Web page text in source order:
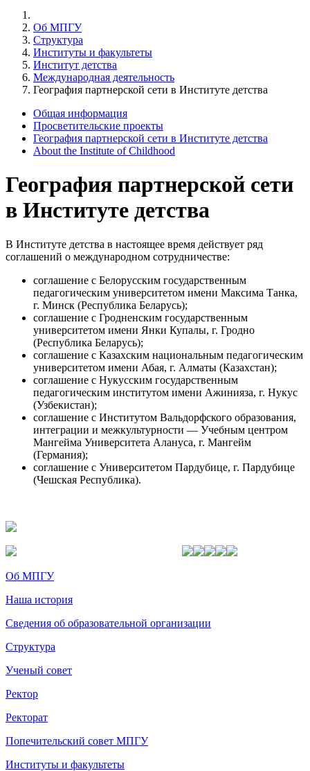
Об МПГУ
Структура
Институты и факультеты
Институт детства
Международная деятельность
География партнерской сети в Институте детства
Общая информация
Просветительские проекты
География партнерской сети в Институте детства
About the Institute of Childhood
География партнерской сети
в Институте детства
В Институте детства в настоящее время действует ряд
соглашений о международном сотрудничестве:
соглашение с Белорусским государственным
педагогическим университетом имени Максима Танка,
г. Минск (Республика Беларусь);
соглашение с Гродненским государственным
университетом имени Янки Купалы, г. Гродно
(Республика Беларусь);
соглашение с Казахским национальным педагогическим
университетом имени Абая, г. Алматы (Казахстан);
соглашение с Нукусским государственным
педагогическим институтом имени Ажинияза, г. Нукус
(Узбекистан);
соглашение с Институтом Вальдорфского образования,
интеграции и межкультурности — Учебным центром
Мангейма Университета Алануса, г. Мангейм
(Германия);
соглашение с Университетом Пардубице, г. Пардубице
(Чешская Республика).
Об МПГУ
Наша история
Сведения об образовательной организации
Структура
Ученый совет
Ректор
Ректорат
Попечительский совет МПГУ
Институты и факультеты